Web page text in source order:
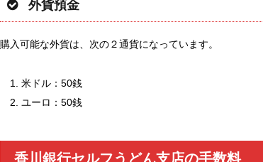
外貨預金
購入可能な外貨は、次の２通貨になっています。
米ドル：50銭
ユーロ：50銭
香川銀行セルフうどん支店の手数料